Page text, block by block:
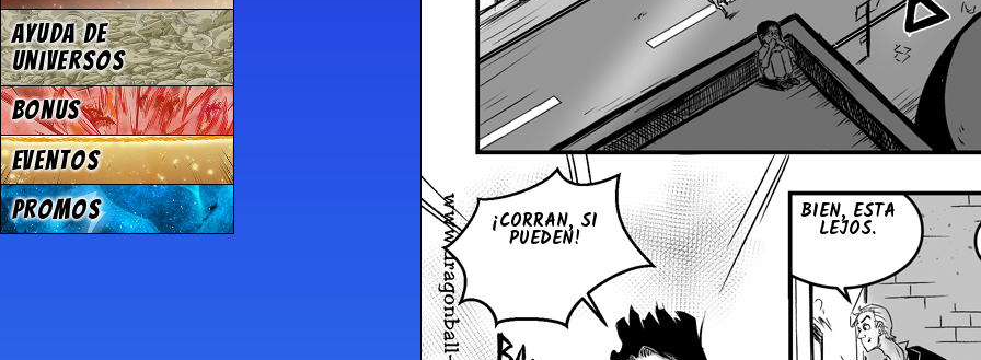
¡CORRAN, SI
PUEDEN!
BIEN, ESTA
LEJOS.
Ayuda de
Universos
Bonus
Eventos
Promos